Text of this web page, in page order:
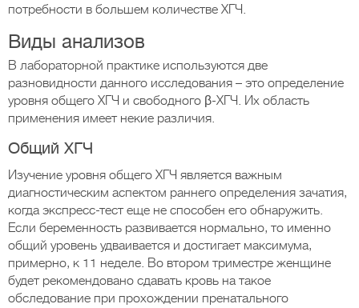
потребности в большем количестве ХГЧ.
Виды анализов
В лабораторной практике используются две
разновидности данного исследования – это определение
уровня общего ХГЧ и свободного β-ХГЧ. Их область
применения имеет некие различия.
Общий ХГЧ
Изучение уровня общего ХГЧ является важным
диагностическим аспектом раннего определения зачатия,
когда экспресс-тест еще не способен его обнаружить.
Если беременность развивается нормально, то именно
общий уровень удваивается и достигает максимума,
примерно, к 11 неделе. Во втором триместре женщине
будет рекомендовано сдавать кровь на такое
обследование при прохождении пренатального